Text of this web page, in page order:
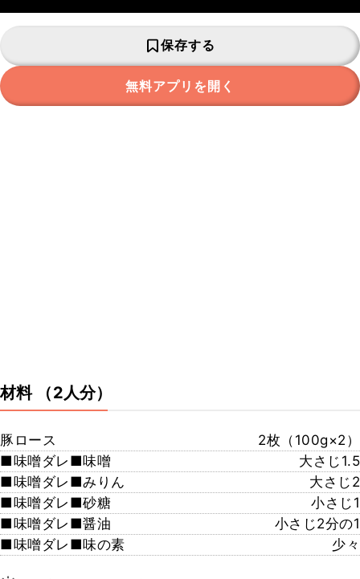
保存する
無料アプリを開く
材料 （2人分）
豚ロース
2枚（100g×2）
■味噌ダレ■味噌
大さじ1.5
■味噌ダレ■みりん
大さじ2
■味噌ダレ■砂糖
小さじ1
■味噌ダレ■醤油
小さじ2分の1
■味噌ダレ■味の素
少々